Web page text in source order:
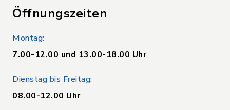
Öffnungszeiten
Montag:
7.00-12.00 und 13.00-18.00 Uhr
Dienstag bis Freitag:
08.00-12.00 Uhr